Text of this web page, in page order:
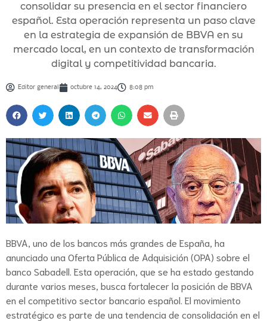
consolidar su presencia en el sector financiero
español. Esta operación representa un paso clave
en la estrategia de expansión de BBVA en su
mercado local, en un contexto de transformación
digital y competitividad bancaria.
Editor general octubre 14, 2024 8:08 pm
BBVA, uno de los bancos más grandes de España, ha
anunciado una Oferta Pública de Adquisición (OPA) sobre el
banco Sabadell. Esta operación, que se ha estado gestando
durante varios meses, busca fortalecer la posición de BBVA
en el competitivo sector bancario español. El movimiento
estratégico es parte de una tendencia de consolidación en el